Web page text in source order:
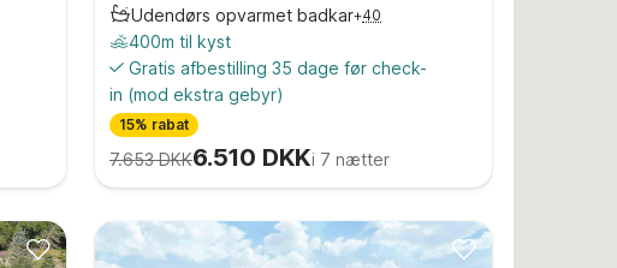
Udendørs opvarmet badkar+40
400m til kyst
Gratis afbestilling 35 dage før check-
in (mod ekstra gebyr)
15% rabat
7.653 DKK6.510 DKKi 7 nætter